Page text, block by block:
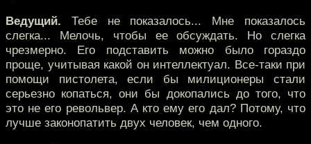
Ведущий. Тебе не показалось... Мне показалось
слегка... Мелочь, чтобы ее обсуждать. Но слегка
чрезмерно. Его подставить можно было гораздо
проще, учитывая какой он интеллектуал. Все-таки при
помощи пистолета, если бы милиционеры стали
серьезно копаться, они бы докопались до того, что
это не его револьвер. А кто ему его дал? Потому, что
лучше законопатить двух человек, чем одного.